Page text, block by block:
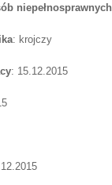
niepełnosprawnych
: krojczy
: 15.12.2015